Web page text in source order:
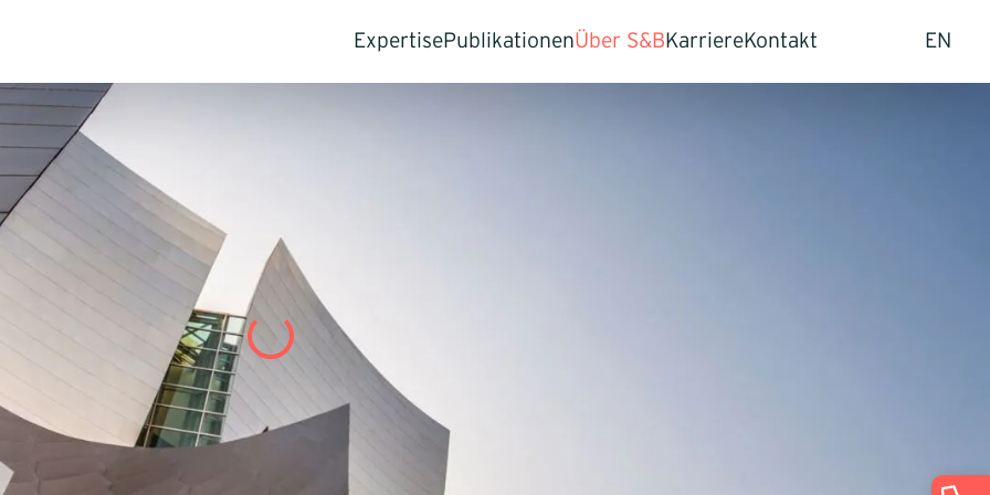
Expertise
(CDD)
Value Creation
Exit-Strategie
PublikationenÜber S&B KarriereKontakt EN